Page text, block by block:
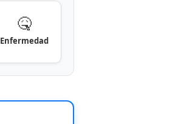
🤒
Enfermedad